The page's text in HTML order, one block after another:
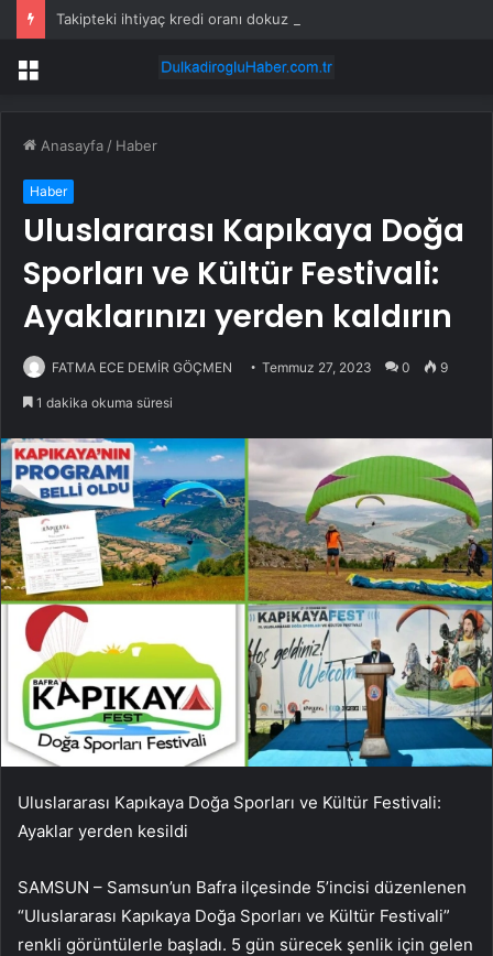
Takipteki ihtiyaç kredi oranı dokuz yılın zirvesinde
Menü
Anasayfa / Haber
Haber
Uluslararası Kapıkaya Doğa
Sporları ve Kültür Festivali:
Ayaklarınızı yerden kaldırın
FATMA ECE DEMİR GÖÇMEN Temmuz 27, 2023 0 9
1 dakika okuma süresi
Uluslararası Kapıkaya Doğa Sporları ve Kültür Festivali:
Ayaklar yerden kesildi
SAMSUN – Samsun’un Bafra ilçesinde 5’incisi düzenlenen
“Uluslararası Kapıkaya Doğa Sporları ve Kültür Festivali”
renkli görüntülerle başladı. 5 gün sürecek şenlik için gelen